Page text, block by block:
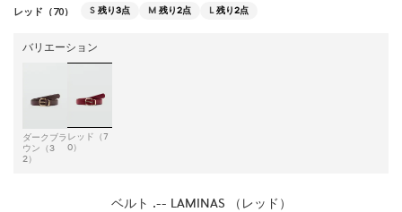
レッド（70） S 残り3点 M 残り2点 L 残り2点
バリエーション
ダークブラ
ウン（3
2）
レッド（7
0）
ベルト .-- LAMINAS （レッド）